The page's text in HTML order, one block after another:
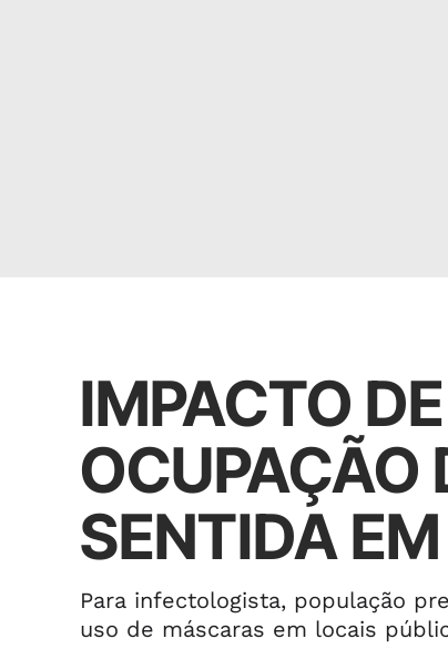
IMPACTO
OCUPAÇÃO
SENTIDA
Para infectologista, população
uso de máscaras em locais